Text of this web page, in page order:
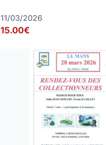
11/03/2026
15.00€